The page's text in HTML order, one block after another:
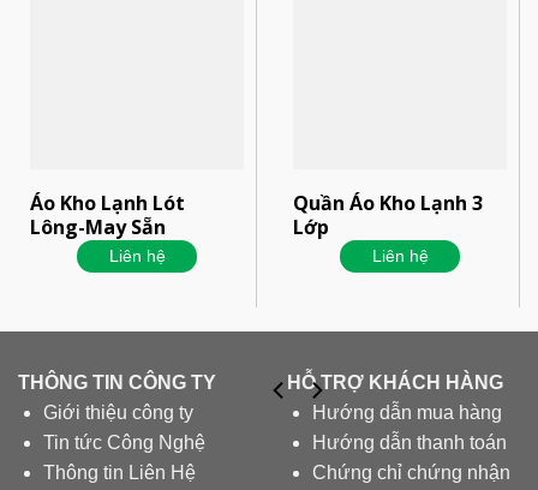
Áo Kho Lạnh Lót
Lông-May Sẵn
Liên hệ
Quần Áo Kho Lạnh 3
Lớp
Liên hệ
THÔNG TIN CÔNG TY
Giới thiệu công ty
Tin tức Công Nghệ
Thông tin Liên Hệ
HỖ TRỢ KHÁCH HÀNG
Hướng dẫn mua hàng
Hướng dẫn thanh toán
Chứng chỉ chứng nhận